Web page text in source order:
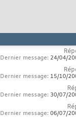
Dernier message: 24/04/
Dernier message: 15/10/
Dernier message: 30/07/
Dernier message: 06/07/